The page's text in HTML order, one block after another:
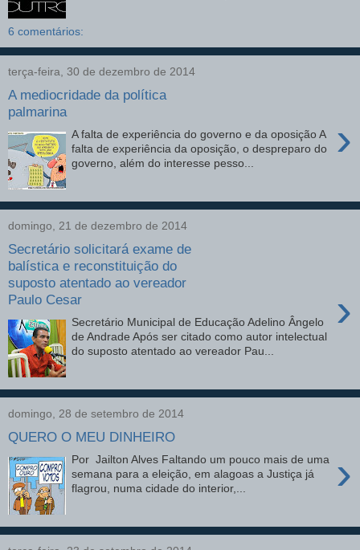
6 comentários:
terça-feira, 30 de dezembro de 2014
A mediocridade da política
palmarina
›
A falta de experiência do governo e da oposição A
falta de experiência da oposição, o despreparo do
governo, além do interesse pesso...
domingo, 21 de dezembro de 2014
Secretário solicitará exame de
balística e reconstituição do
suposto atentado ao vereador
Paulo Cesar
›
Secretário Municipal de Educação Adelino Ângelo
de Andrade Após ser citado como autor intelectual
do suposto atentado ao vereador Pau...
domingo, 28 de setembro de 2014
QUERO O MEU DINHEIRO
›
Por Jailton Alves Faltando um pouco mais de uma
semana para a eleição, em alagoas a Justiça já
flagrou, numa cidade do interior,...